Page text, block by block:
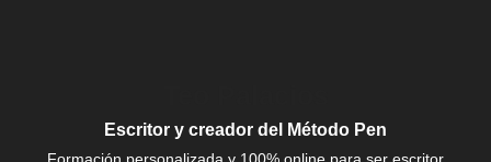
Escritor y creador del Método Pen